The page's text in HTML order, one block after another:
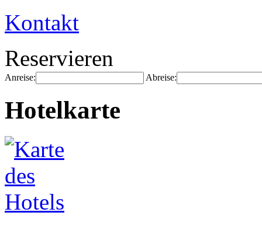
Kontakt
Reservieren
Anreise: Abreise:
Hotelkarte